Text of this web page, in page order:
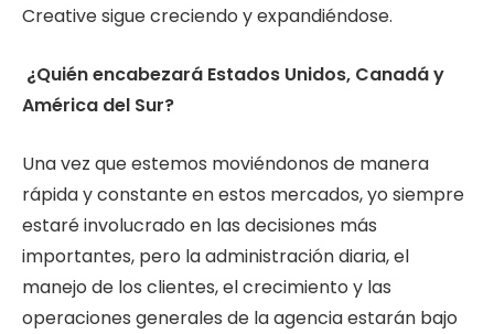
Creative sigue creciendo y expandiéndose.
¿Quién encabezará Estados Unidos, Canadá y
América del Sur?
Una vez que estemos moviéndonos de manera
rápida y constante en estos mercados, yo siempre
estaré involucrado en las decisiones más
importantes, pero la administración diaria, el
manejo de los clientes, el crecimiento y las
operaciones generales de la agencia estarán bajo